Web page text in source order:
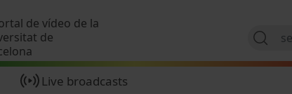
de vídeo de la
de
Live broadcasts